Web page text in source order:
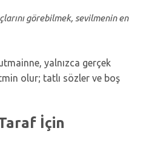
görebilmek, sevilmenin en
yalnızca gerçek
olur; tatlı sözler ve boş
İçin